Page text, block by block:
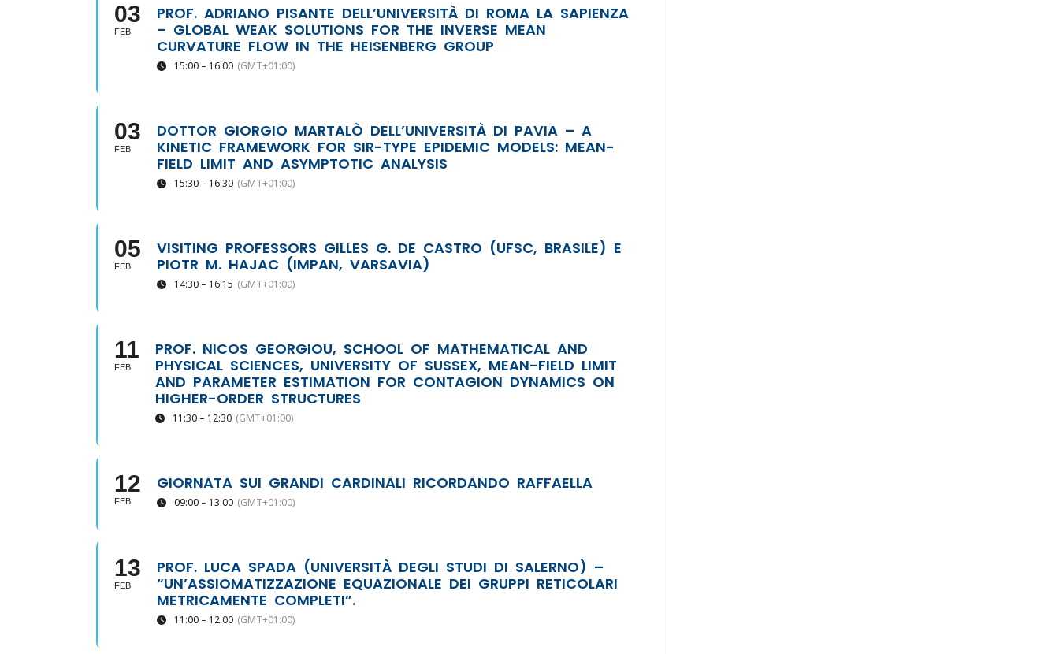
03
FEB
PROF. ADRIANO PISANTE DELL’UNIVERSITÀ DI ROMA LA SAPIENZA
– GLOBAL WEAK SOLUTIONS FOR THE INVERSE MEAN
CURVATURE FLOW IN THE HEISENBERG GROUP
15:00 – 16:00 (GMT+01:00)
03
FEB
DOTTOR GIORGIO MARTALÒ DELL’UNIVERSITÀ DI PAVIA – A
KINETIC FRAMEWORK FOR SIR-TYPE EPIDEMIC MODELS: MEAN-
FIELD LIMIT AND ASYMPTOTIC ANALYSIS
15:30 – 16:30 (GMT+01:00)
05
FEB
VISITING PROFESSORS GILLES G. DE CASTRO (UFSC, BRASILE) E
PIOTR M. HAJAC (IMPAN, VARSAVIA)
14:30 – 16:15 (GMT+01:00)
11
FEB
PROF. NICOS GEORGIOU, SCHOOL OF MATHEMATICAL AND
PHYSICAL SCIENCES, UNIVERSITY OF SUSSEX, MEAN-FIELD LIMIT
AND PARAMETER ESTIMATION FOR CONTAGION DYNAMICS ON
HIGHER-ORDER STRUCTURES
11:30 – 12:30 (GMT+01:00)
12
FEB
GIORNATA SUI GRANDI CARDINALI RICORDANDO RAFFAELLA
09:00 – 13:00 (GMT+01:00)
13
FEB
PROF. LUCA SPADA (UNIVERSITÀ DEGLI STUDI DI SALERNO) –
“UN’ASSIOMATIZZAZIONE EQUAZIONALE DEI GRUPPI RETICOLARI
METRICAMENTE COMPLETI”.
11:00 – 12:00 (GMT+01:00)